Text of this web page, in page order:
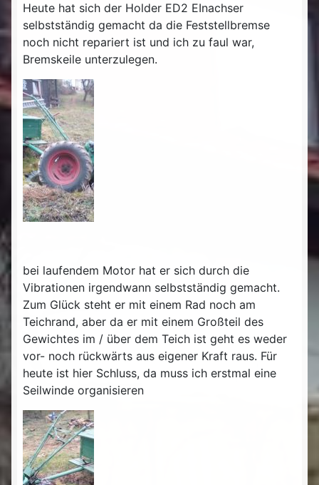
Heute hat sich der Holder ED2 EInachser
selbstständig gemacht da die Feststellbremse
noch nicht repariert ist und ich zu faul war,
Bremskeile unterzulegen.
bei laufendem Motor hat er sich durch die
Vibrationen irgendwann selbstständig gemacht.
Zum Glück steht er mit einem Rad noch am
Teichrand, aber da er mit einem Großteil des
Gewichtes im / über dem Teich ist geht es weder
vor- noch rückwärts aus eigener Kraft raus. Für
heute ist hier Schluss, da muss ich erstmal eine
Seilwinde organisieren